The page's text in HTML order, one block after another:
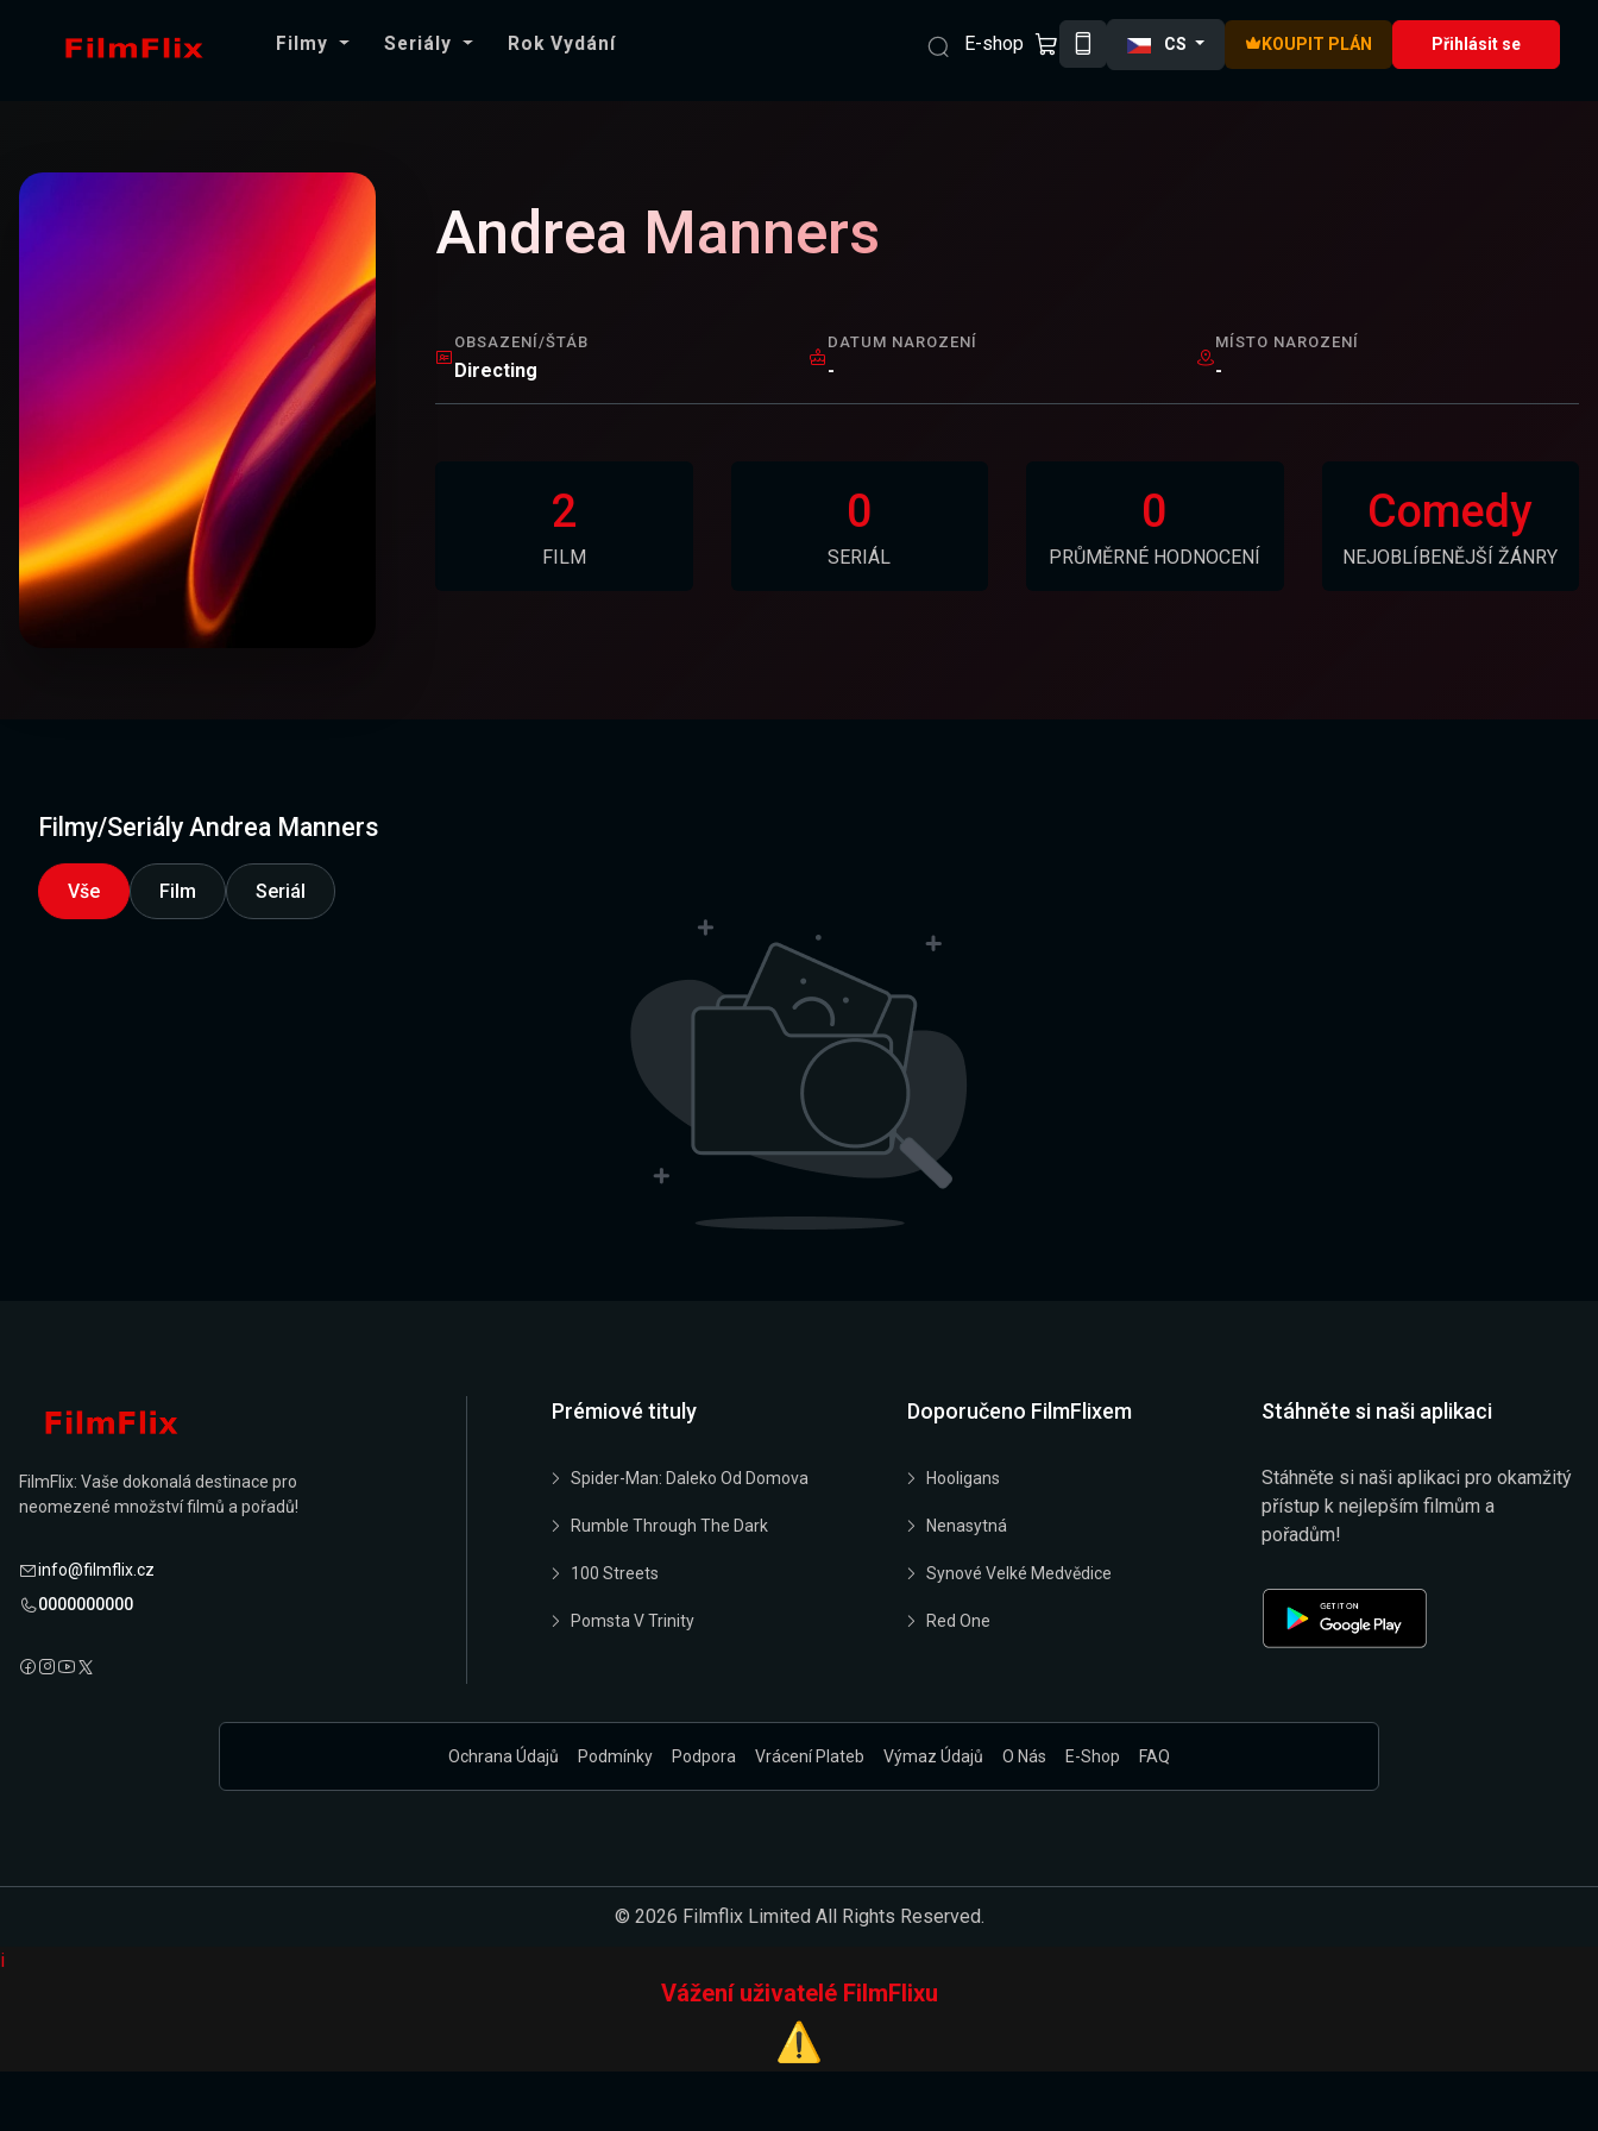
Filmy Seriály Rok Vydání E-shop CS KOUPIT PLÁN Přihlásit se
Andrea Manners
OBSAZENÍ/ŠTÁB
Directing
DATUM NAROZENÍ
-
MÍSTO NAROZENÍ
-
2
FILM
0
SERIÁL
0
PRŮMĚRNÉ HODNOCENÍ
Comedy
NEJOBLÍBENĚJŠÍ ŽÁNRY
Filmy/Seriály Andrea Manners
Vše Film Seriál
FilmFlix: Vaše dokonalá destinace pro
neomezené množství filmů a pořadů!
info@filmflix.cz
0000000000
Prémiové tituly
Spider-Man: Daleko Od Domova
Rumble Through The Dark
100 Streets
Pomsta V Trinity
Doporučeno FilmFlixem
Hooligans
Nenasytná
Synové Velké Medvědice
Red One
Stáhněte si naši aplikaci
Stáhněte si naši aplikaci pro okamžitý
přístup k nejlepším filmům a
pořadům!
Ochrana Údajů Podmínky Podpora Vrácení Plateb Výmaz Údajů O Nás E-Shop FAQ
© 2026 Filmflix Limited All Rights Reserved.
i
Vážení uživatelé FilmFlixu
⚠️